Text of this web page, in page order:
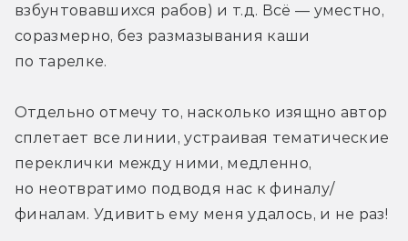
взбунтовавшихся рабов) и т.д. Всё — уместно,
соразмерно, без размазывания каши
по тарелке.
Отдельно отмечу то, насколько изящно автор
сплетает все линии, устраивая тематические
переклички между ними, медленно,
но неотвратимо подводя нас к финалу/
финалам. Удивить ему меня удалось, и не раз!